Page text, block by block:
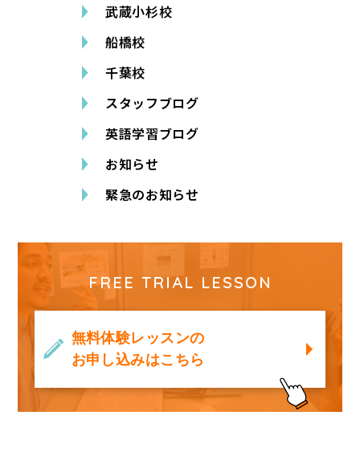
武蔵小杉校
船橋校
千葉校
スタッフブログ
英語学習ブログ
お知らせ
緊急のお知らせ
FREE TRIAL LESSON
無料体験レッスンの
お申し込みはこちら